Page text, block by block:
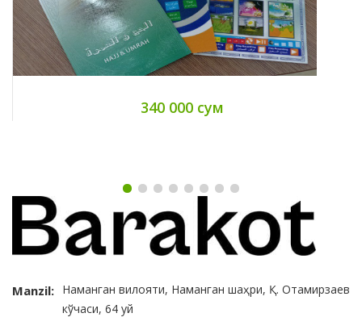
340 000 сум
Manzil: Наманган вилояти, Наманган шаҳри, Қ. Отамирзаев
кўчаси, 64 уй